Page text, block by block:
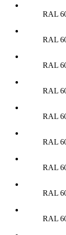
RAL
RAL
RAL
RAL
RAL
RAL
RAL
RAL
RAL